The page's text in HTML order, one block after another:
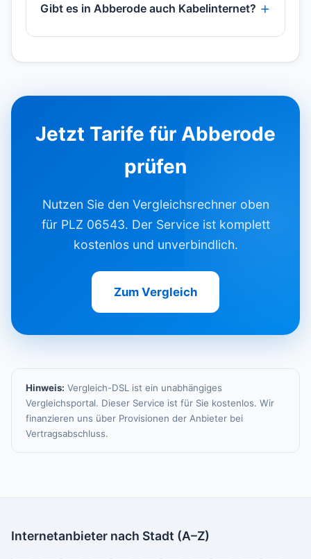
Gibt es in Abberode auch Kabelinternet?
Jetzt Tarife für Abberode
prüfen
Nutzen Sie den Vergleichsrechner oben
für PLZ 06543. Der Service ist komplett
kostenlos und unverbindlich.
Zum Vergleich
Hinweis: Vergleich-DSL ist ein unabhängiges
Vergleichsportal. Dieser Service ist für Sie kostenlos. Wir
finanzieren uns über Provisionen der Anbieter bei
Vertragsabschluss.
Internetanbieter nach Stadt (A–Z)